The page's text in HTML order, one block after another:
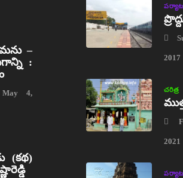
–
:
4,
(కథ)
2017
చరిత్ర
2021